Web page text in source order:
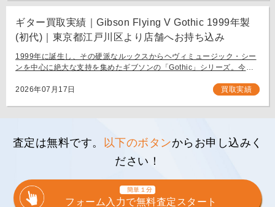
ギター買取実績｜Gibson Flying V Gothic 1999年製
(初代)｜東京都江戸川区より店舗へお持ち込み
1999年に誕生し、その硬派なルックスからヘヴィミュージック・シー
ンを中心に絶大な支持を集めたギブソンの「Gothic」シリーズ。今回
[…]
2026年07月17日 買取実績
査定は無料です。 以下のボタンからお申し込みく
ださい！
簡単１分
フォーム入力で無料査定スタート